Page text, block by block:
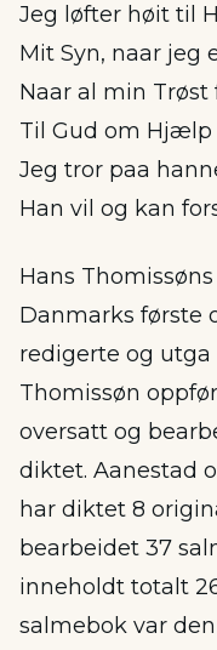
Jeg løfter høit til
Mit Syn, naar jeg
Naar al min Trøst
Til Gud om
Jeg tror paa
Han vil og kan
Hans
Danmarks første
redigerte og utga
Thomissøn
oversatt og
diktet. Aanestad
har diktet 8
bearbeidet 37
inneholdt totalt
salmebok var